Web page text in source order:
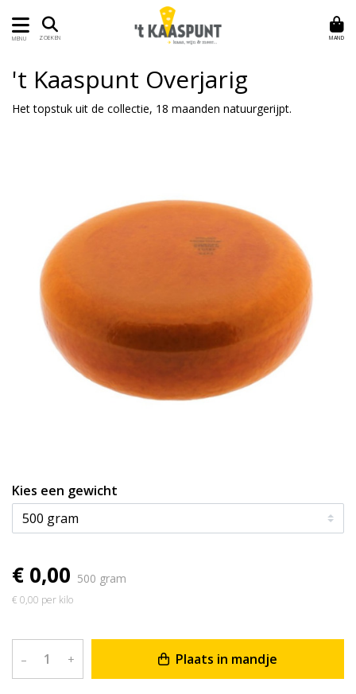
MENU ZOEKEN MAND
't Kaaspunt Overjarig
Het topstuk uit de collectie, 18 maanden natuurgerijpt.
Kies een gewicht
€ 0,00 500 gram
€ 0,00 per kilo
– + Plaats in mandje